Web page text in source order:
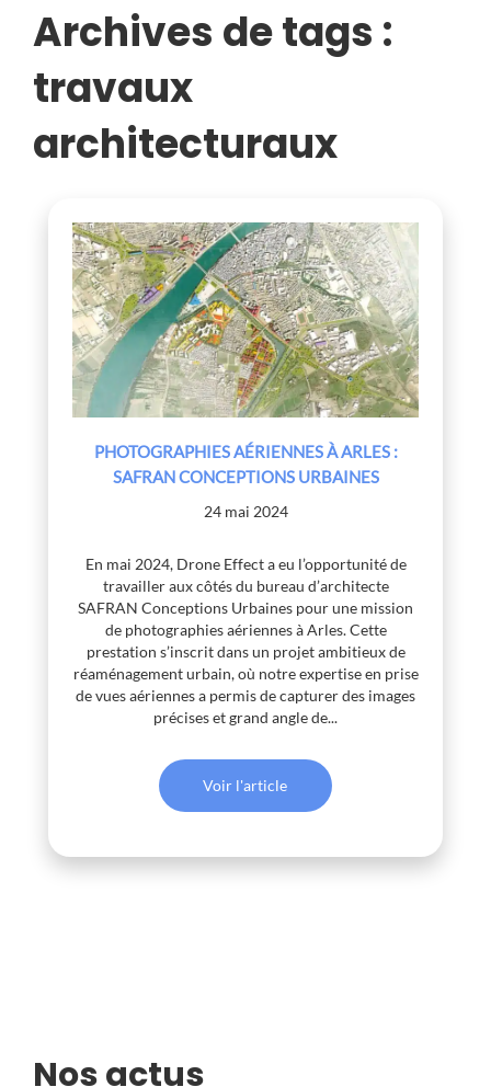
Archives de tags :
travaux
architecturaux
PHOTOGRAPHIES AÉRIENNES À ARLES :
SAFRAN CONCEPTIONS URBAINES
24 mai 2024
En mai 2024, Drone Effect a eu l’opportunité de
travailler aux côtés du bureau d’architecte
SAFRAN Conceptions Urbaines pour une mission
de photographies aériennes à Arles. Cette
prestation s’inscrit dans un projet ambitieux de
réaménagement urbain, où notre expertise en prise
de vues aériennes a permis de capturer des images
précises et grand angle de...
Voir l'article
Nos actus